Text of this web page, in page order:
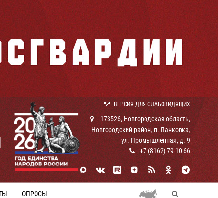
ВЕРСИЯ ДЛЯ СЛАБОВИДЯЩИХ
173526, Новгородская область,
Новгородский район, п. Панковка,
ул. Промышленная, д. 9
+7 (8162) 79-10-66
ОПРОСЫ